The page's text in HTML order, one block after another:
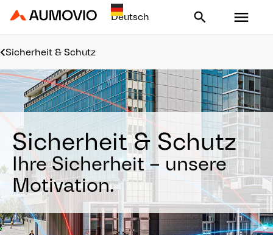
Aumovio - Homepage
Sicherheit & Schutz
Sicherheit & Schutz
Ihre Sicherheit – unsere
Motivation.